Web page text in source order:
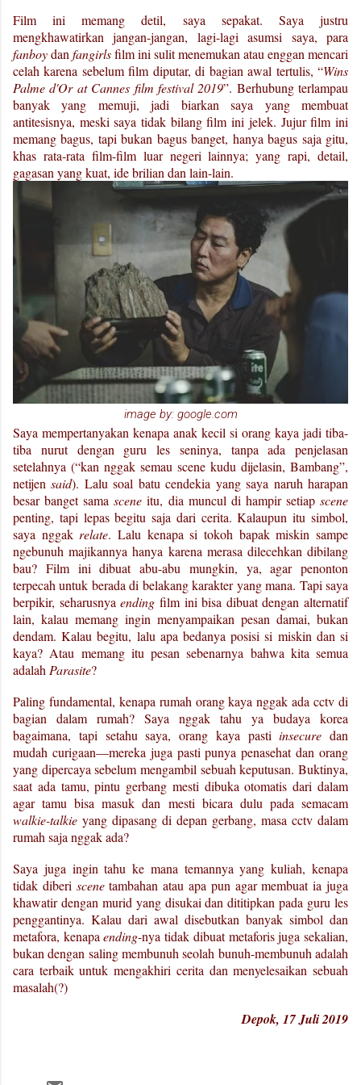
Film ini memang detil, saya sepakat. Saya justru
mengkhawatirkan jangan-jangan, lagi-lagi asumsi saya, para
fanboydan fangirlsfilm ini sulit menemukan atau enggan mencari
celah karena sebelum film diputar, di bagian awal tertulis, “Wins
Palme d'Or at Cannes film festival 2019”. Berhubung terlampau
banyak yang memuji, jadi biarkan saya yang membuat
antitesisnya, meski saya tidak bilang film ini jelek. Jujur film ini
memang bagus, tapi bukan bagus banget, hanya bagus saja gitu,
khas rata-rata film-film luar negeri lainnya; yang rapi, detail,
gagasan yang kuat, ide brilian dan lain-lain.
image by: google.com
Saya mempertanyakan kenapa anak kecil si orang kaya jadi tiba-
tiba nurut dengan guru les seninya, tanpa ada penjelasan
setelahnya (“kan nggak semau scene kudu dijelasin, Bambang”,
netijensaid). Lalu soal batu cendekia yang saya naruh harapan
besar banget samascene itu, dia muncul di hampir setiapscene
penting, tapi lepas begitu saja dari cerita. Kalaupun itu simbol,
saya nggak relate. Lalu kenapa si tokoh bapak miskin sampe
ngebunuh majikannya hanya karena merasa dilecehkan dibilang
bau? Film ini dibuat abu-abu mungkin, ya, agar penonton
terpecah untuk berada di belakang karakter yang mana. Tapi saya
berpikir, seharusnyaending film ini bisa dibuat dengan alternatif
lain, kalau memang ingin menyampaikan pesan damai, bukan
dendam. Kalau begitu, lalu apa bedanya posisi si miskin dan si
kaya? Atau memang itu pesan sebenarnya bahwa kita semua
adalah Parasite?
Paling fundamental, kenapa rumah orang kaya nggak ada cctv di
bagian dalam rumah? Saya nggak tahu ya budaya korea
bagaimana, tapi setahu saya, orang kaya pastiinsecure dan
mudah curigaan—mereka juga pasti punya penasehat dan orang
yang dipercaya sebelum mengambil sebuah keputusan. Buktinya,
saat ada tamu, pintu gerbang mesti dibuka otomatis dari dalam
agar tamu bisa masuk dan mesti bicara dulu pada semacam
walkie-talkie yang dipasang di depan gerbang, masa cctv dalam
rumah saja nggak ada?
Saya juga ingin tahu ke mana temannya yang kuliah, kenapa
tidak diberi scenetambahan atau apa pun agar membuat ia juga
khawatir dengan murid yang disukai dan dititipkan pada guru les
penggantinya. Kalau dari awal disebutkan banyak simbol dan
metafora, kenapaending-nya tidak dibuat metaforis juga sekalian,
bukan dengan saling membunuh seolah bunuh-membunuh adalah
cara terbaik untuk mengakhiri cerita dan menyelesaikan sebuah
masalah(?)
Depok, 17 Juli 2019